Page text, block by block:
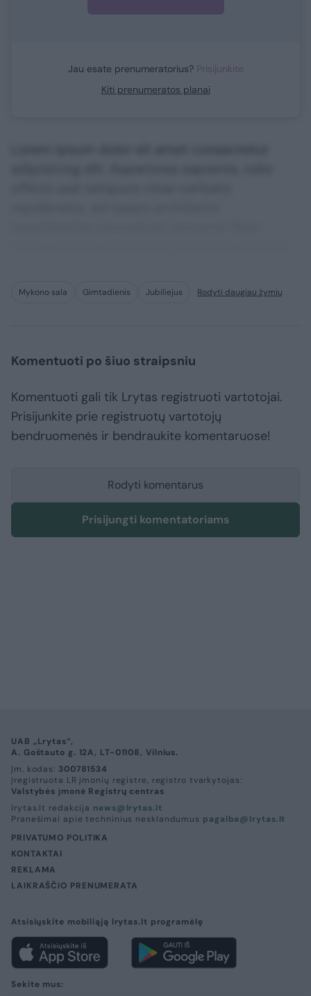
Jau esate prenumeratorius? Prisijunkite
Kiti prenumeratos planai
Mykono sala Gimtadienis Jubiliejus Rodyti daugiau žymių
Komentuoti po šiuo straipsniu
Komentuoti gali tik Lrytas registruoti vartotojai.
Prisijunkite prie registruotų vartotojų
bendruomenės ir bendraukite komentaruose!
Rodyti komentarus
Prisijungti komentatoriams
UAB „Lrytas“,
A. Goštauto g. 12A, LT-01108, Vilnius.
Įm. kodas: 300781534
Įregistruota LR įmonių registre, registro tvarkytojas:
Valstybės įmonė Registrų centras
lrytas.lt redakcija news@lrytas.lt
Pranešimai apie techninius nesklandumus pagalba@lrytas.lt
PRIVATUMO POLITIKA
KONTAKTAI
REKLAMA
LAIKRAŠČIO PRENUMERATA
Atsisiųskite mobiliąją lrytas.lt programėlę
Sekite mus: